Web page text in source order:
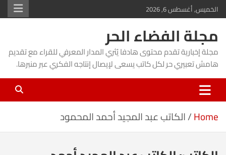
Skip
to
content
الخميس, أغسطس 6, 2026
مجلة الفضاء الحر
مجلة إخبارية تقدم محتوى هادفا يُثري المدار المعرفي للقراء مع تقديم
هامش تعبيري حر لكل كاتب يسعى لإيصال إنتاجه الفكري عبر منبرها.
Home الكاتب عبد المجيد أحمد المحمود